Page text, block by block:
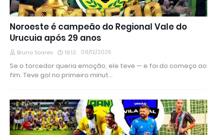
Noroeste é campeão do Regional Vale do
Urucuia após 29 anos
Bruno Soares 16:13 09/12/2025
Se o torcedor queria emoção, ele teve — e foi do começo ao
fim. Teve gol no primeiro minut…